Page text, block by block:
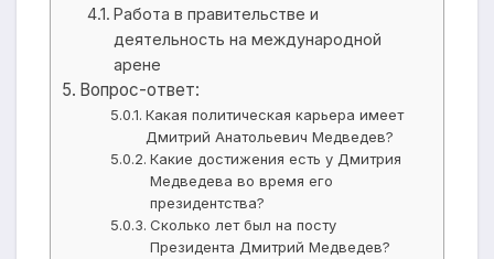
Работа в правительстве и
деятельность на международной
арене
Вопрос-ответ:
Какая политическая карьера имеет
Дмитрий Анатольевич Медведев?
Какие достижения есть у Дмитрия
Медведева во время его
президентства?
Сколько лет был на посту
Президента Дмитрий Медведев?